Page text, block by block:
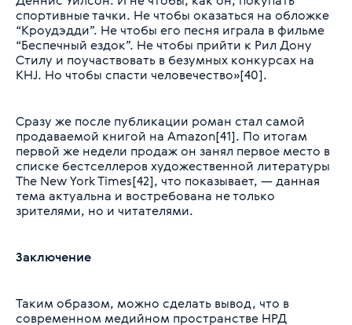
спортивные тачки. Не чтобы оказаться на обложке
“Кроудэдди”. Не чтобы его песня играла в фильме
“Беспечный ездок”. Не чтобы прийти к Рил Дону
Стилу и поучаствовать в безумных конкурсах на
KHJ. Но чтобы спасти человечество»[40].
Сразу же после публикации роман стал самой
продаваемой книгой на Amazon[41]. По итогам
первой же недели продаж он занял первое место в
списке бестселлеров художественной литературы
The New York Times[42], что показывает, — данная
тема актуальна и востребована не только
зрителями, но и читателями.
Заключение
Таким образом, можно сделать вывод, что в
современном медийном пространстве НРД